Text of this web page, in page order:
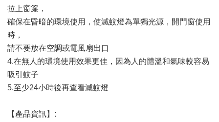
拉上窗簾，
確保在昏暗的環境使用，使滅蚊燈為單獨光源，開門窗使用
時，
請不要放在空調或電風扇出口
4.在無人的環境使用效果更佳，因為人的體溫和氣味較容易
吸引蚊子
5.至少24小時後再查看滅蚊燈
【產品資訊】: